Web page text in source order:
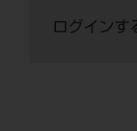
症例1-9 3年後。
遠心頰
ログインす